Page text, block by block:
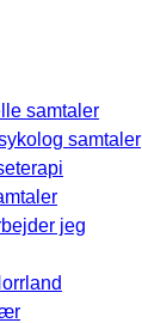
samtaler
samtaler
jeg